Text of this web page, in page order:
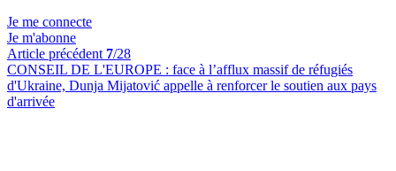
Je me connecte
Je m'abonne
Article précédent 7/28
CONSEIL DE L'EUROPE : face à l’afflux massif de réfugiés
d'Ukraine, Dunja Mijatović appelle à renforcer le soutien aux pays
d'arrivée